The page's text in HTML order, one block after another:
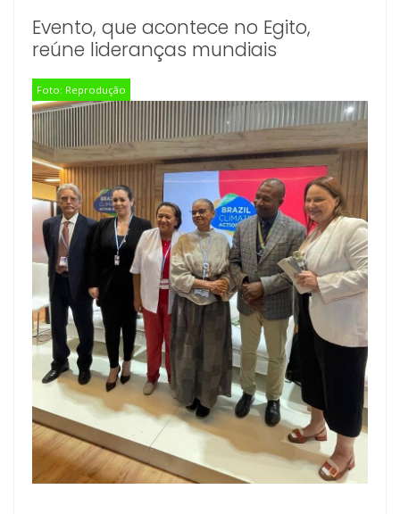
Evento, que acontece no Egito,
reúne lideranças mundiais
Foto: Reprodução